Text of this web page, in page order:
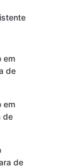
em
de
em
de
de